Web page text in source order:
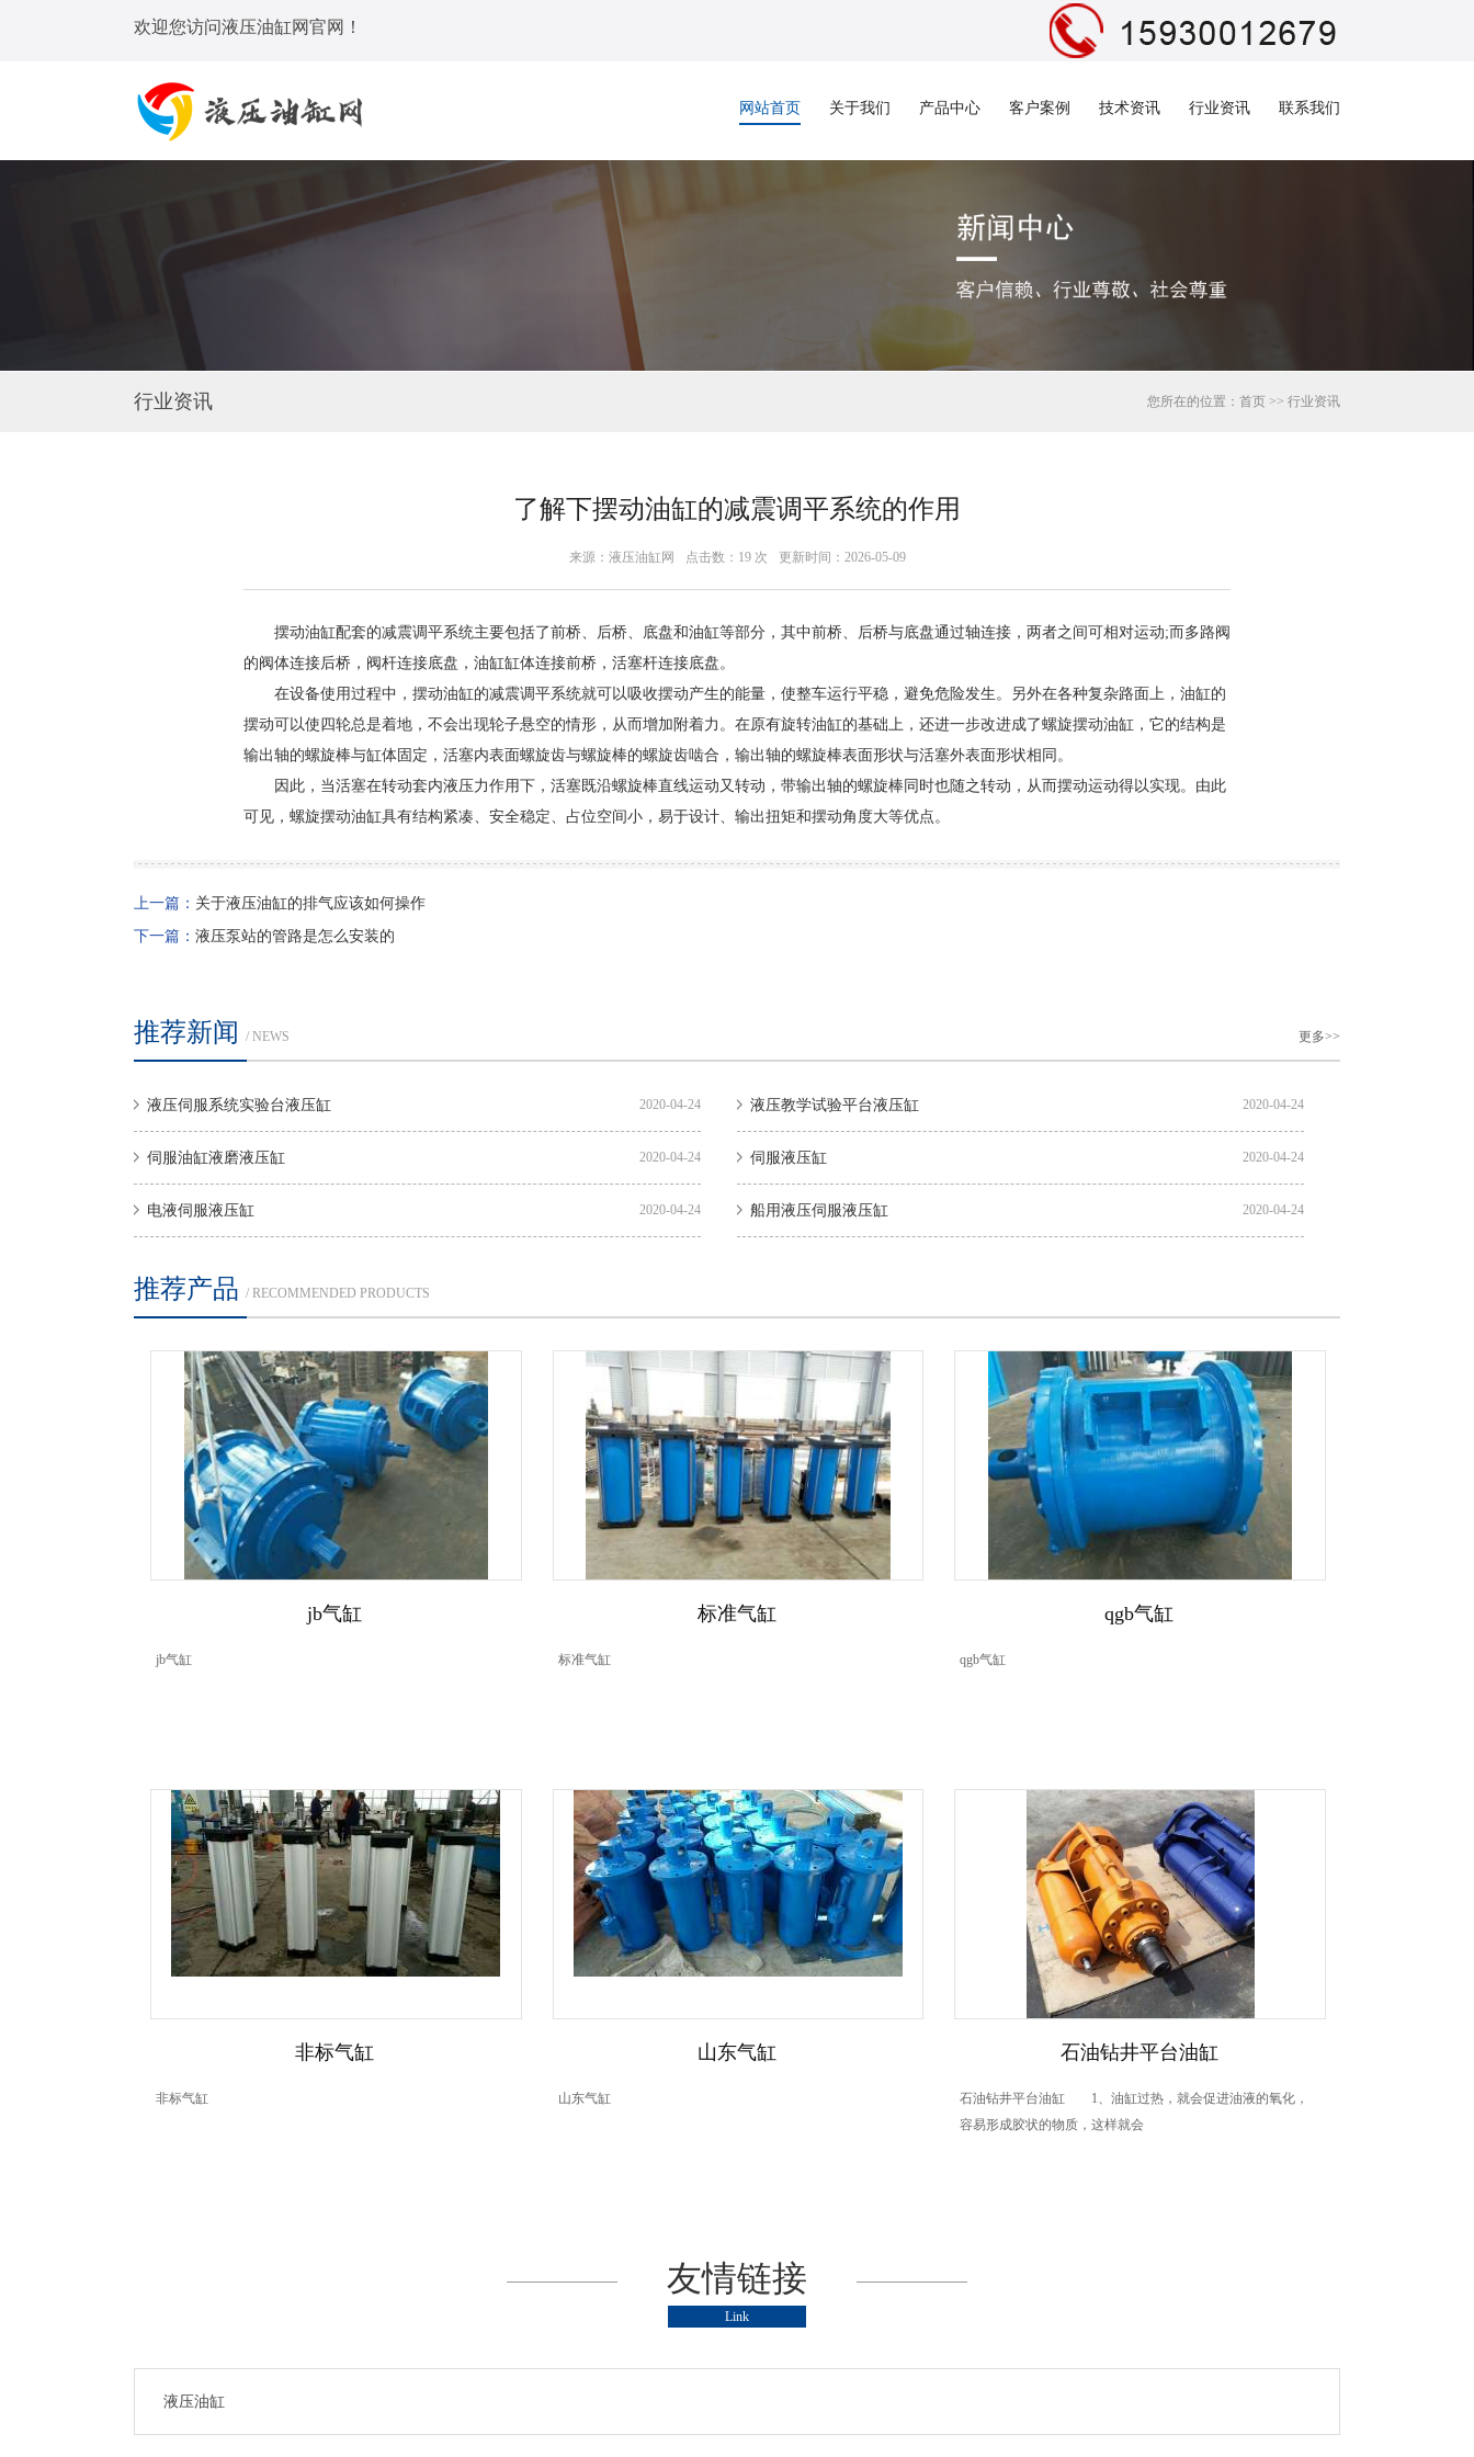
欢迎您访问液压油缸网官网！
网站首页 关于我们 产品中心 客户案例 技术资讯 行业资讯 联系我们
行业资讯 您所在的位置： 首页 >> 行业资讯
了解下摆动油缸的减震调平系统的作用
来源：液压油缸网 点击数： 19 次 更新时间：2026-05-09
摆动油缸配套的减震调平系统主要包括了前桥、后桥、底盘和油缸等部分，其中前桥、后桥与底盘通过轴连接，两者之间可相对运动;而多路阀
的阀体连接后桥，阀杆连接底盘，油缸缸体连接前桥，活塞杆连接底盘。
在设备使用过程中，摆动油缸的减震调平系统就可以吸收摆动产生的能量，使整车运行平稳，避免危险发生。另外在各种复杂路面上，油缸的
摆动可以使四轮总是着地，不会出现轮子悬空的情形，从而增加附着力。在原有旋转油缸的基础上，还进一步改进成了螺旋摆动油缸，它的结构是
输出轴的螺旋棒与缸体固定，活塞内表面螺旋齿与螺旋棒的螺旋齿啮合，输出轴的螺旋棒表面形状与活塞外表面形状相同。
因此，当活塞在转动套内液压力作用下，活塞既沿螺旋棒直线运动又转动，带输出轴的螺旋棒同时也随之转动，从而摆动运动得以实现。由此
可见，螺旋摆动油缸具有结构紧凑、安全稳定、占位空间小，易于设计、输出扭矩和摆动角度大等优点。
上一篇： 关于液压油缸的排气应该如何操作
下一篇： 液压泵站的管路是怎么安装的
推荐新闻 / NEWS 更多>>
2020-04-24
液压伺服系统实验台液压缸 2020-04-24
液压教学试验平台液压缸
2020-04-24
伺服油缸液磨液压缸 2020-04-24
伺服液压缸
2020-04-24
电液伺服液压缸 2020-04-24
船用液压伺服液压缸
推荐产品 / RECOMMENDED PRODUCTS
jb气缸
jb气缸
标准气缸
标准气缸
qgb气缸
qgb气缸
非标气缸
非标气缸
山东气缸
山东气缸
石油钻井平台油缸
石油钻井平台油缸 1、油缸过热，就会促进油液的氧化，
容易形成胶状的物质，这样就会
友情链接
Link
液压油缸